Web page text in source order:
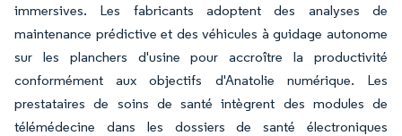
immersives. Les fabricants adoptent des analyses de
maintenance prédictive et des véhicules à guidage autonome
sur les planchers d'usine pour accroître la productivité
conformément aux objectifs d'Anatolie numérique. Les
prestataires de soins de santé intègrent des modules de
télémédecine dans les dossiers de santé électroniques